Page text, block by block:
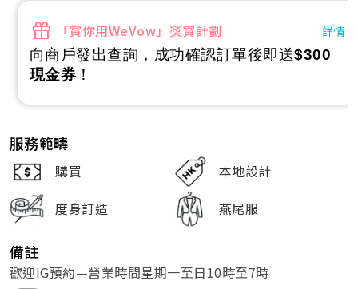
「賞你用WeVow」獎賞計劃 詳情
向商戶發出查詢，成功確認訂單後即送$300
現金券 ！
服務範疇
購買
本地設計
度身訂造
燕尾服
備註
歡迎IG預約—營業時間星期一至日10時至7時